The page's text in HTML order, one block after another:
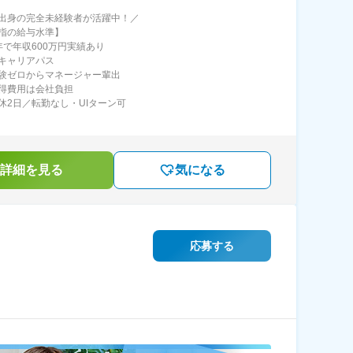
身の完全未経験者が活躍中！／
の給与水準】
年収600万円実績あり
ャリアパス
ゼロからマネージャー輩出
費用は会社負担
2日／転勤なし・UIターン可
細を見る 気になる
応募する